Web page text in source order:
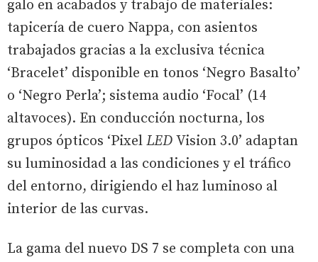
galo en acabados y trabajo de materiales:
tapicería de cuero Nappa, con asientos
trabajados gracias a la exclusiva técnica
‘Bracelet’ disponible en tonos ‘Negro Basalto’
o ‘Negro Perla’; sistema audio ‘Focal’ (14
altavoces). En conducción nocturna, los
grupos ópticos ‘Pixel LED Vision 3.0’ adaptan
su luminosidad a las condiciones y el tráfico
del entorno, dirigiendo el haz luminoso al
interior de las curvas.
La gama del nuevo DS 7 se completa con una